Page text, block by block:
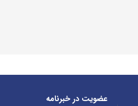
عضویت در خبرنامه